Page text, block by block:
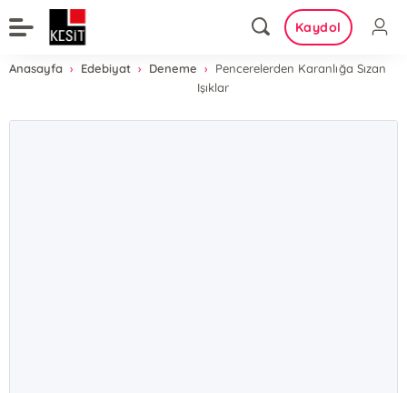
Kaydol
Anasayfa Edebiyat Deneme
Pencerelerden Karanlığa Sızan
Işıklar